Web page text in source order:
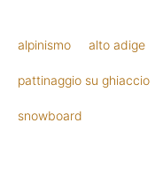
alpinismo alto adige
pattinaggio su ghiaccio
snowboard